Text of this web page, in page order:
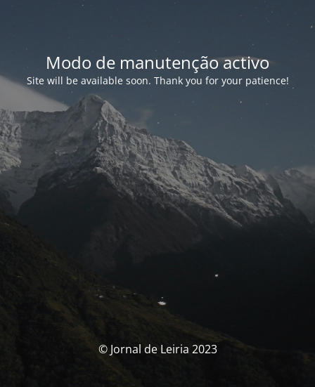
Modo de manutenção activo
Site will be available soon. Thank you for your patience!
© Jornal de Leiria 2023